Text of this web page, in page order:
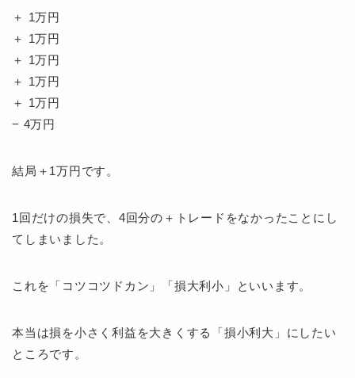
＋ 1万円
＋ 1万円
＋ 1万円
＋ 1万円
＋ 1万円
− 4万円
結局＋1万円です。
1回だけの損失で、4回分の＋トレードをなかったことにし
てしまいました。
これを「コツコツドカン」「損大利小」といいます。
本当は損を小さく利益を大きくする「損小利大」にしたい
ところです。